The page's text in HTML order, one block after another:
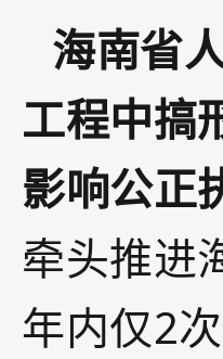
海南省
工程中搞
影响公正
牵头推进
年内仅2